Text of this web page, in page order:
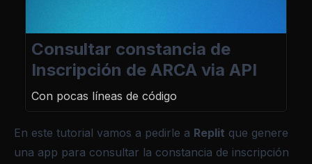
Consultar constancia de
Inscripción de ARCA via API
Con pocas líneas de código
En este tutorial vamos a pedirle a Replit que genere
una app para consultar la constancia de inscripción